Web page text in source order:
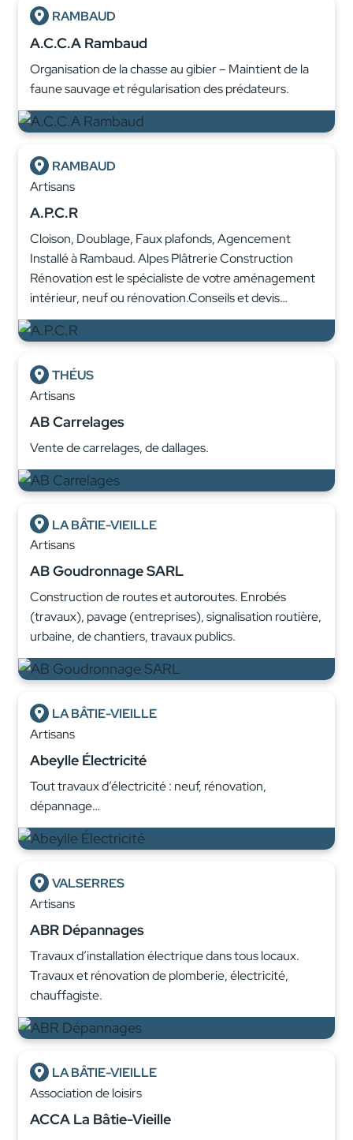
RAMBAUD
A.C.C.A Rambaud
Organisation de la chasse au gibier – Maintient de la
faune sauvage et régularisation des prédateurs.
RAMBAUD
Artisans
A.P.C.R
Cloison, Doublage, Faux plafonds, Agencement
Installé à Rambaud. Alpes Plâtrerie Construction
Rénovation est le spécialiste de votre aménagement
intérieur, neuf ou rénovation.Conseils et devis…
THÉUS
Artisans
AB Carrelages
Vente de carrelages, de dallages.
LA BÂTIE-VIEILLE
Artisans
AB Goudronnage SARL
Construction de routes et autoroutes. Enrobés
(travaux), pavage (entreprises), signalisation routière,
urbaine, de chantiers, travaux publics.
LA BÂTIE-VIEILLE
Artisans
Abeylle Électricité
Tout travaux d’électricité : neuf, rénovation,
dépannage…
VALSERRES
Artisans
ABR Dépannages
Travaux d’installation électrique dans tous locaux.
Travaux et rénovation de plomberie, électricité,
chauffagiste.
LA BÂTIE-VIEILLE
Association de loisirs
ACCA La Bâtie-Vieille